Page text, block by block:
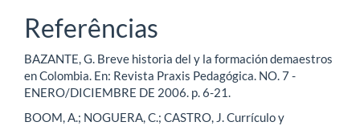
Referências
BAZANTE, G. Breve historia del y la formación demaestros
en Colombia. En: Revista Praxis Pedagógica. NO. 7 -
ENERO/DICIEMBRE DE 2006. p. 6-21.
BOOM, A.; NOGUERA, C.; CASTRO, J. Currículo y